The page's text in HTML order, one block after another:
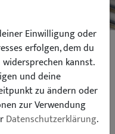
Einwilligung oder
erfolgen, dem du
kannst.
und deine
zu ändern oder
zur Verwendung
Datenschutzerklärung.